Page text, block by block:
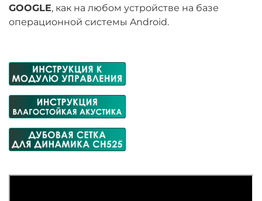
GOOGLE, как на любом устройстве на базе
операционной системы Android.